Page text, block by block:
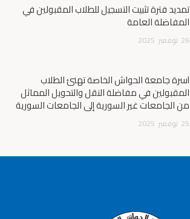
تمديد فترة تثبيت التسجيل للطلاب المقبولين في
المفاضلة العامة
26 نوفمبر 2025
أسرة جامعة الحواش الخاصة تهنئ الطلاب
المقبولين في مفاضلة النقل والتحويل المماثل
من الجامعات غير السورية إلى الجامعات السورية
25 نوفمبر 2025